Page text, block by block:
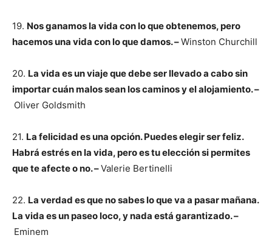
19. Nos ganamos la vida con lo que obtenemos, pero
hacemos una vida con lo que damos. –Winston Churchill
20. La vida es un viaje que debe ser llevado a cabo sin
importar cuán malos sean los caminos y el alojamiento. –
Oliver Goldsmith
21. La felicidad es una opción. Puedes elegir ser feliz.
Habrá estrés en la vida, pero es tu elección si permites
que te afecte o no. –Valerie Bertinelli
22. La verdad es que no sabes lo que va a pasar mañana.
La vida es un paseo loco, y nada está garantizado. –
Eminem